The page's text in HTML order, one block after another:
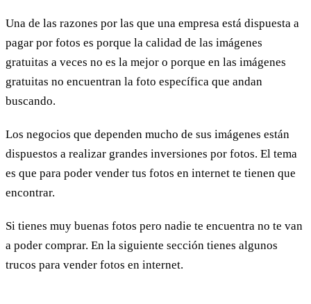
Una de las razones por las que una empresa está dispuesta a
pagar por fotos es porque la calidad de las imágenes
gratuitas a veces no es la mejor o porque en las imágenes
gratuitas no encuentran la foto específica que andan
buscando.
Los negocios que dependen mucho de sus imágenes están
dispuestos a realizar grandes inversiones por fotos. El tema
es que para poder vender tus fotos en internet te tienen que
encontrar.
Si tienes muy buenas fotos pero nadie te encuentra no te van
a poder comprar. En la siguiente sección tienes algunos
trucos para vender fotos en internet.